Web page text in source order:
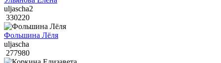
uljascha2
330220
Фольшина Лёля
uljascha
277980